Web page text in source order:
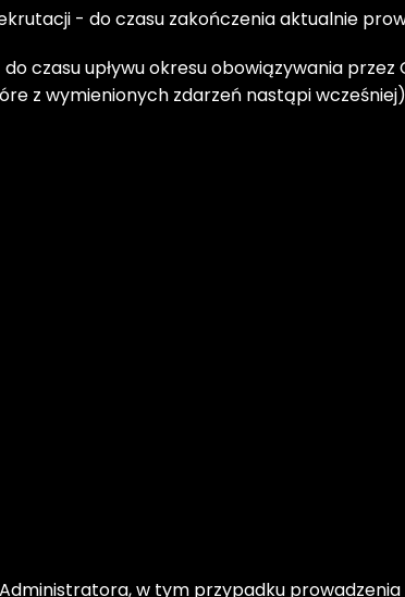
- do czasu zakończenia aktualnie
czasu upływu okresu obowiązywania przez
z wymienionych zdarzeń nastąpi
w tym przypadku